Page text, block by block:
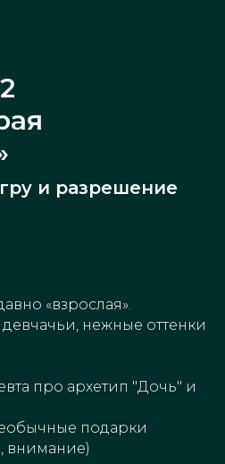
и разрешение
«взрослая».
нежные оттенки
про архетип "Дочь" и
подарки
внимание)